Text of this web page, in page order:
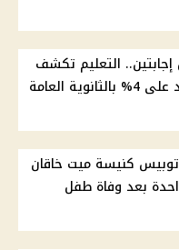
التعليم تكشف
العامة
كنيسة ميت خاقان
بعد وفاة طفل